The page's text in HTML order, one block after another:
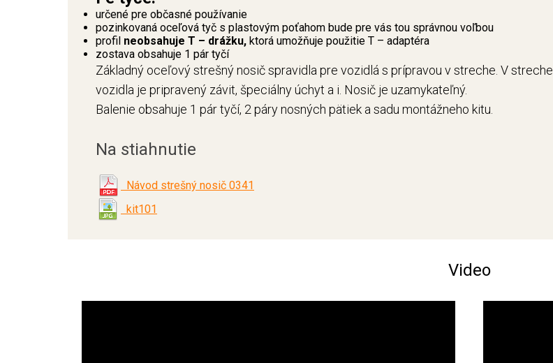
určené pre občasné používanie
pozinkovaná oceľová tyč s plastovým poťahom bude pre vás tou správnou voľbou
profil neobsahuje T – drážku, ktorá umožňuje použitie T – adaptéra
zostava obsahuje 1 pár tyčí
Základný oceľový strešný nosič spravidla pre vozidlá s prípravou v streche. V streche
vozidla je pripravený závit, špeciálny úchyt a i. Nosič je uzamykateľný.
Balenie obsahuje 1 pár tyčí, 2 páry nosných pätiek a sadu montážneho kitu.
Na stiahnutie
Návod strešný nosič 0341
kit101
Video